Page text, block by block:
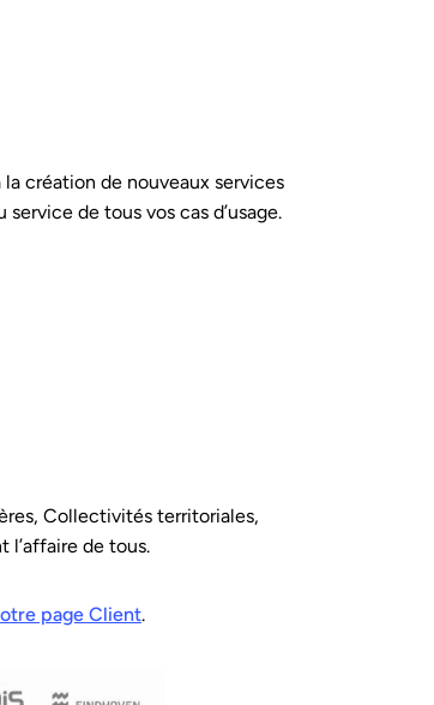
création de nouveaux services
de tous vos cas d’usage.
Collectivités territoriales,
l’affaire de tous.
page Client.